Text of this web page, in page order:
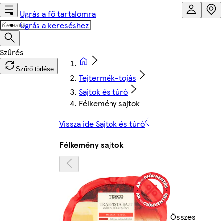
Ugrás a fő tartalomra
Ugrás a kereséshez
Szűrő törlése
Tejtermék-tojás
Sajtok és túró
Félkemény sajtok
Vissza ide Sajtok és túró
Félkemény sajtok
Összes